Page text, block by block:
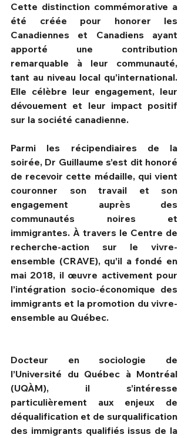
Cette distinction commémorative a
été créée pour honorer les
Canadiennes et Canadiens ayant
apporté une contribution
remarquable à leur communauté,
tant au niveau local qu’international.
Elle célèbre leur engagement, leur
dévouement et leur impact positif
sur la société canadienne.
Parmi les récipendiaires de la
soirée, Dr Guillaume s’est dit honoré
de recevoir cette médaille, qui vient
couronner son travail et son
engagement auprès des
communautés noires et
immigrantes. À travers le Centre de
recherche-action sur le vivre-
ensemble (CRAVE), qu’il a fondé en
mai 2018, il œuvre activement pour
l’intégration socio-économique des
immigrants et la promotion du vivre-
ensemble au Québec.
Docteur en sociologie de
l’Université du Québec à Montréal
(UQÀM), il s’intéresse
particulièrement aux enjeux de
déqualification et de surqualification
des immigrants qualifiés issus de la